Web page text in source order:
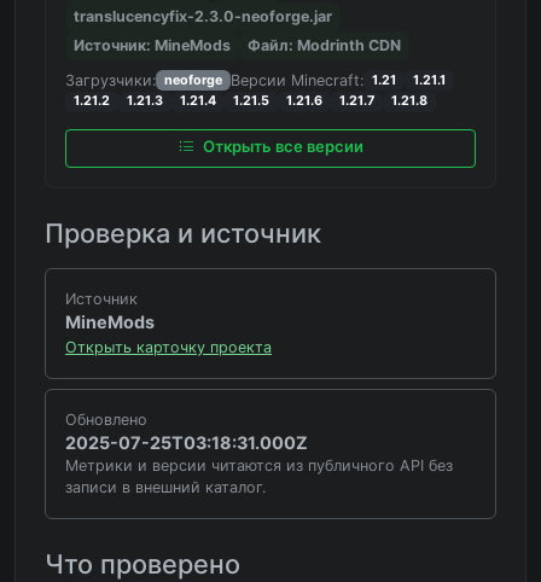
translucencyfix-2.3.0-neoforge.jar
Источник: MineMods
Файл: Modrinth CDN
Загрузчики: neoforge Версии Minecraft: 1.21
1.21.1
1.21.2
1.21.3 1.21.4 1.21.5 1.21.6 1.21.7 1.21.8
Открыть все версии
Проверка и источник
Источник
MineMods
Открыть карточку проекта
Обновлено
2025-07-25T03:18:31.000Z
Метрики и версии читаются из публичного API без
записи в внешний каталог.
Что проверено